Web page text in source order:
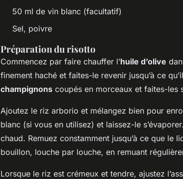
50 ml de vin blanc (facultatif)
Sel, poivre
Préparation du risotto
Commencez par faire chauffer l’huile d’olive
finement haché et faites-le revenir jusqu’à ce
champignons coupés en morceaux et faites-les
Ajoutez le riz arborio et mélangez bien pour
blanc (si vous en utilisez) et laissez-le
chaud. Remuez constamment jusqu’à ce que le
bouillon, louche par louche, en remuant
Lorsque le riz est crémeux et tendre, ajustez